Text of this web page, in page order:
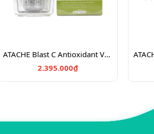
ATACHE Blast C Antioxidant Velvet Cream 50ml/Kem dưỡng chống oxy hóa chuyên sâu
2.395.000₫